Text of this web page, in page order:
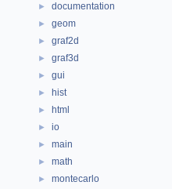
► documentation
► geom
► graf2d
► graf3d
► gui
► hist
► html
► io
► main
► math
► montecarlo